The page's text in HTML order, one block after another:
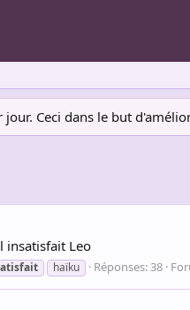
Ceci dans le but
insatisfait Leo
haïku Réponses: 38